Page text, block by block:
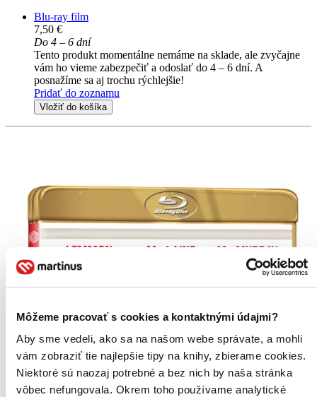
Môžeme pracovať s cookies a kontaktnými údajmi?
Aby sme vedeli, ako sa na našom webe správate, a mohli
vám zobraziť tie najlepšie tipy na knihy, zbierame cookies.
Niektoré sú naozaj potrebné a bez nich by naša stránka
vôbec nefungovala. Okrem toho používame analytické
Blu-ray film
7,50 €
Do 4 – 6 dní
Tento produkt momentálne nemáme na sklade, ale zvyčajne
vám ho vieme zabezpečiť a odoslať do 4 – 6 dní. A
posnažíme sa aj trochu rýchlejšie!
Pridať do zoznamu
Vložiť do košíka